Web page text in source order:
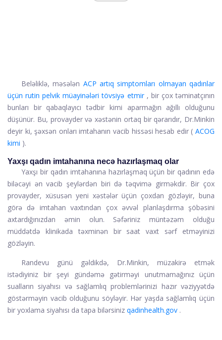
Beləliklə, məsələn ACP artıq simptomları olmayan qadınlar
üçün rutin pelvik müayinələri tövsiyə etmir , bir çox təminatçının
bunları bir qabaqlayıcı tədbir kimi aparmağın ağıllı olduğunu
düşünür. Bu, provayder və xəstənin ortaq bir qərarıdır, Dr.Minkin
deyir ki, şəxsən onları imtahanın vacib hissəsi hesab edir ( ACOG
kimi ).
Yaxşı qadın imtahanına necə hazırlaşmaq olar
Yaxşı bir qadın imtahanına hazırlaşmaq üçün bir qadının edə
biləcəyi ən vacib şeylərdən biri də təqvimə girməkdir. Bir çox
provayder, xüsusən yeni xəstələr üçün çoxdan gözləyir, buna
görə də imtahan vaxtından çox əvvəl planlaşdırma şöbəsini
axtardığınızdan əmin olun. Səfəriniz müntəzəm olduğu
müddətdə klinikada təxminən bir saat vaxt sərf etməyinizi
gözləyin.
Randevu günü gəldikdə, Dr.Minkin, müzakirə etmək
istədiyiniz bir şeyi gündəmə gətirməyi unutmamağınız üçün
sualların siyahısı və sağlamlıq problemlərinizi hazır vəziyyətdə
göstərməyin vacib olduğunu söyləyir. Hər yaşda sağlamlıq üçün
bir yoxlama siyahısı da tapa bilərsiniz qadinhealth.gov .